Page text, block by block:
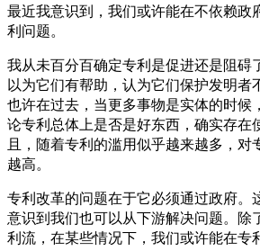
最近我意识到，我们或许能在不依赖政
利问题。
我从未百分百确定专利是促进还是阻碍
以为它们有帮助，认为它们保护发明者
也许在过去，当更多事物是实体的时候
论专利总体上是否是好东西，确实存在
且，随着专利的滥用似乎越来越多，对
越高。
专利改革的问题在于它必须通过政府。
意识到我们也可以从下游解决问题。除
利流，在某些情况下，我们或许能在专